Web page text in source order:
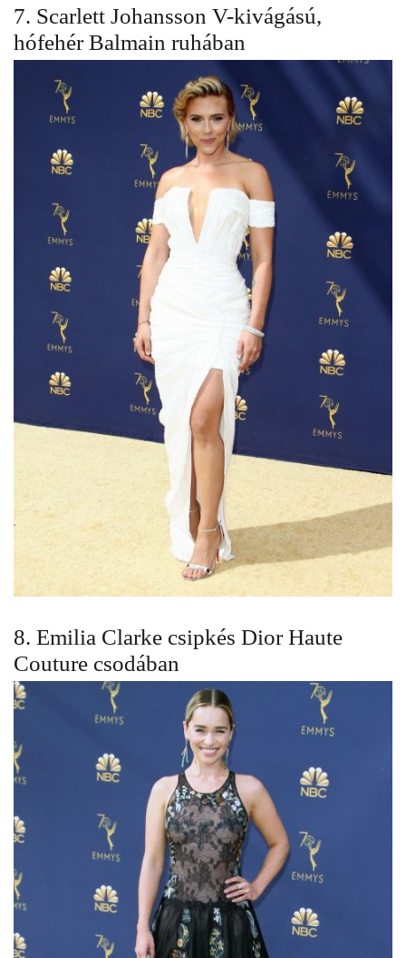
7. Scarlett Johansson V-kivágású,
hófehér Balmain ruhában
8. Emilia Clarke csipkés DiorHaute
Couture csodában